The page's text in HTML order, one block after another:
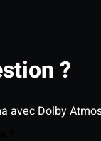
?
avec Dolby